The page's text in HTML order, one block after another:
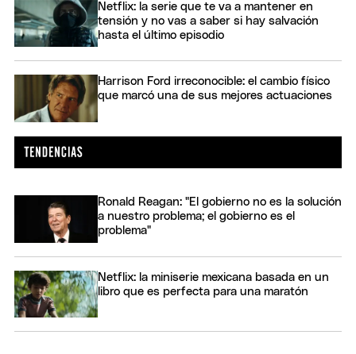
Netflix: la serie que te va a mantener en
tensión y no vas a saber si hay salvación
hasta el último episodio
Harrison Ford irreconocible: el cambio físico
que marcó una de sus mejores actuaciones
Ronald Reagan: "El gobierno no es la solución
a nuestro problema; el gobierno es el
problema"
Netflix: la miniserie mexicana basada en un
libro que es perfecta para una maratón